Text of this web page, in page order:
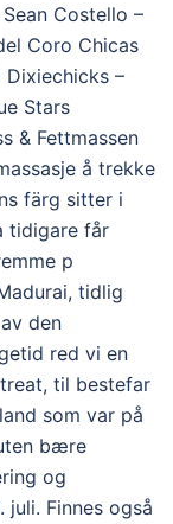
Costello –
Coro Chicas
–
Stars
& Fettmassen
å trekke
färg sitter i
tidigare får
p
tidlig
den
red vi en
til bestefar
som var på
bære
og
Finnes også